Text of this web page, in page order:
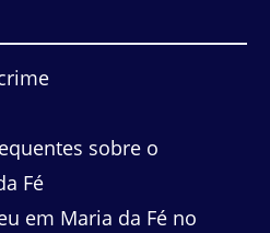
sobre o
Fé
em Maria da Fé no